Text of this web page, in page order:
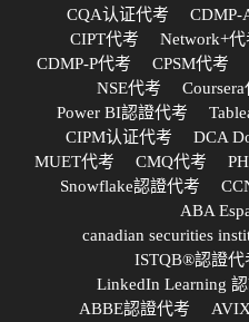
CQA认证代考
CDMP-
CIPT代考
Network+代
CDMP-P代考
CPSM代考
NSE代考
Coursera
Power BI認證代考
CIPM认证代考
DCA
MUET代考
CMQ代考
Snowflake認證代考
ABA
canadian securities
ISTQB®認證代
LinkedIn Learning
ABBE認證代考